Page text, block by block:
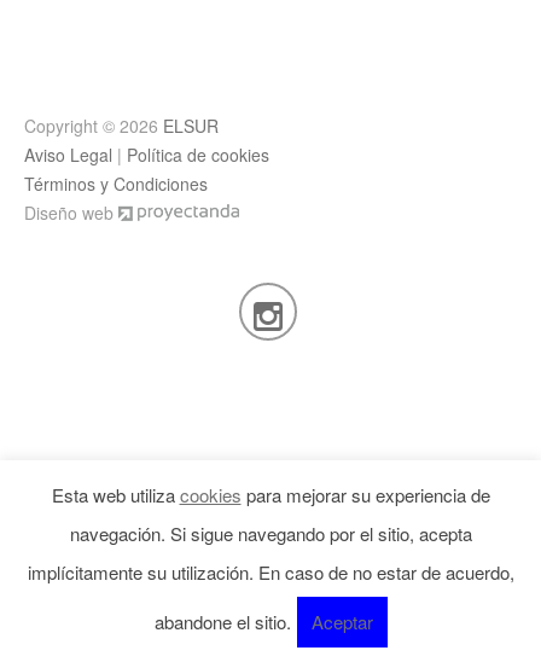
Copyright © 2026 ELSUR
Aviso Legal | Política de cookies
Términos y Condiciones
Diseño web
Esta web utilizacookies para mejorar su experiencia de
navegación. Si sigue navegando por el sitio, acepta
implícitamente su utilización. En caso de no estar de acuerdo,
abandone el sitio.
Aceptar